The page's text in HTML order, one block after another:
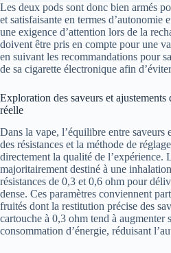
Les deux pods sont donc bien armés
et satisfaisante en termes d’autonomie
une exigence d’attention lors de la
doivent être pris en compte pour une
en suivant les recommandations pour
de sa cigarette électronique afin
Exploration des saveurs et
réelle
Dans la vape, l’équilibre entre
des résistances et la méthode de
directement la qualité de l’expérience.
majoritairement destiné à une
résistances de 0,3 et 0,6 ohm pour
dense. Ces paramètres conviennent
fruités dont la restitution précise des
cartouche à 0,3 ohm tend à augmenter
consommation d’énergie, réduisant